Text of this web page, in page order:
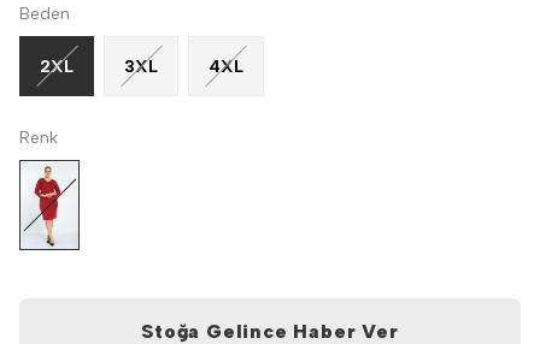
Beden
2XL 3XL 4XL
Renk
Stoğa Gelince Haber Ver